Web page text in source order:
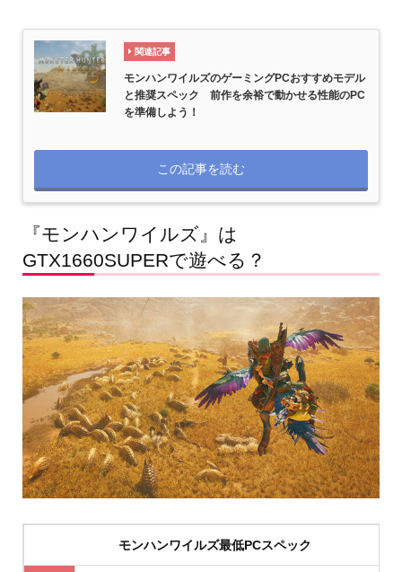
関連記事
モンハンワイルズのゲーミングPCおすすめモデル
と推奨スペック 前作を余裕で動かせる性能のPC
を準備しよう！
この記事を読む
『モンハンワイルズ』は
GTX1660SUPERで遊べる？
モンハンワイルズ最低PCスペック